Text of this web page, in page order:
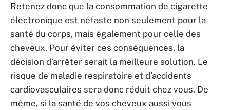
Retenez donc que la consommation de cigarette
électronique est néfaste non seulement pour la
santé du corps, mais également pour celle des
cheveux. Pour éviter ces conséquences, la
décision d’arrêter serait la meilleure solution. Le
risque de maladie respiratoire et d’accidents
cardiovasculaires sera donc réduit chez vous. De
même, si la santé de vos cheveux aussi vous